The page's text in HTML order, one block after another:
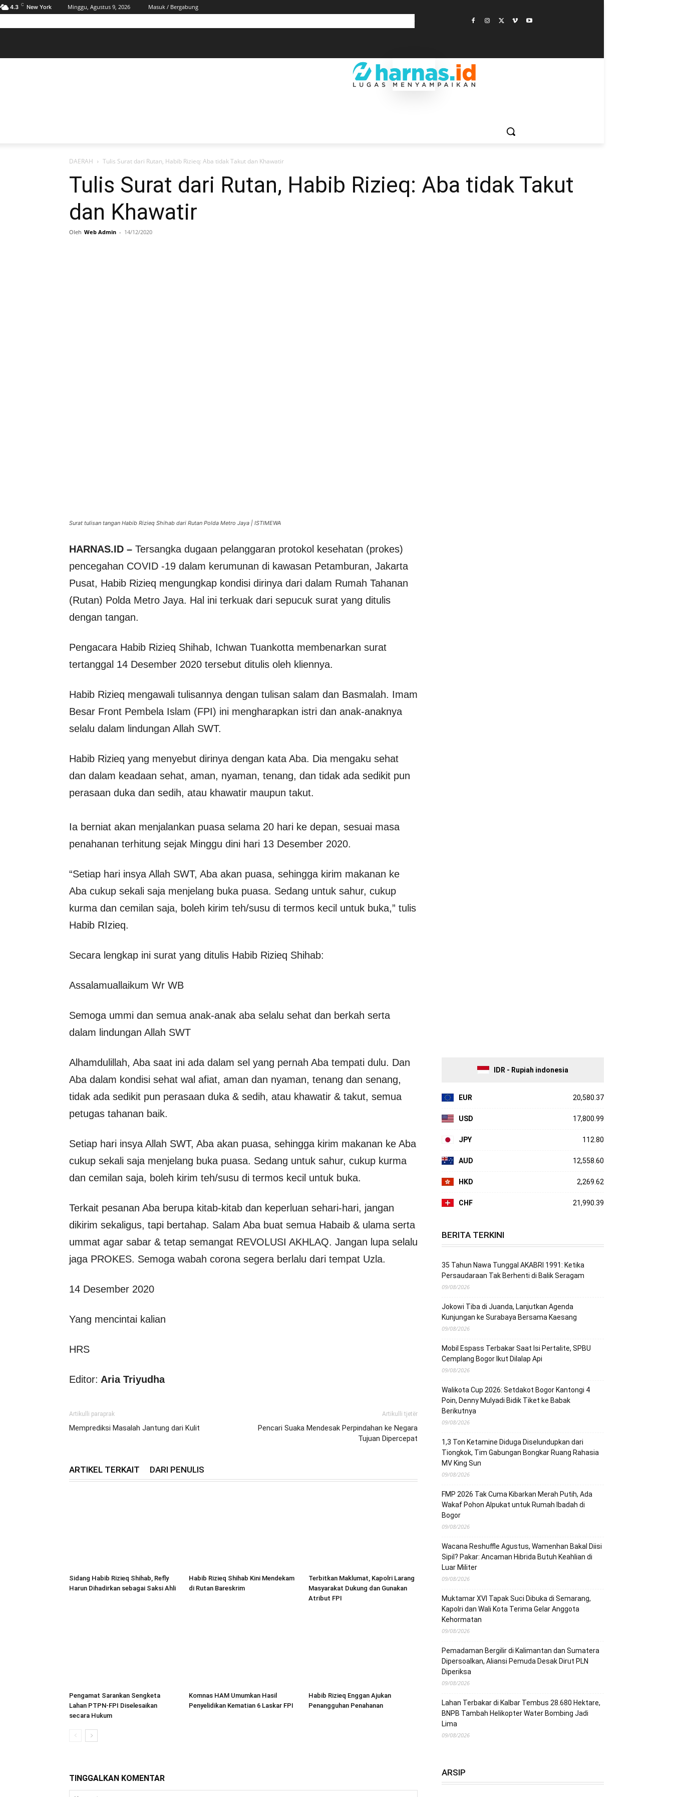
4.3 C New York Minggu, Agustus 9, 2026
Masuk / Bergabung
DAERAH Tulis Surat dari Rutan, Habib Rizieq: Aba tidak Takut dan Khawatir
Tulis Surat dari Rutan, Habib Rizieq: Aba tidak Takut
dan Khawatir
Oleh Web Admin - 14/12/2020
Surat tulisan tangan Habib Rizieq Shihab dari Rutan Polda Metro Jaya | ISTIMEWA
HARNAS.ID – Tersangka dugaan pelanggaran protokol kesehatan (prokes)
pencegahan COVID -19 dalam kerumunan di kawasan Petamburan, Jakarta
Pusat, Habib Rizieq mengungkap kondisi dirinya dari dalam Rumah Tahanan
(Rutan) Polda Metro Jaya. Hal ini terkuak dari sepucuk surat yang ditulis
dengan tangan.
Pengacara Habib Rizieq Shihab, Ichwan Tuankotta membenarkan surat
tertanggal 14 Desember 2020 tersebut ditulis oleh kliennya.
Habib Rizieq mengawali tulisannya dengan tulisan salam dan Basmalah. Imam
Besar Front Pembela Islam (FPI) ini mengharapkan istri dan anak-anaknya
selalu dalam lindungan Allah SWT.
Habib Rizieq yang menyebut dirinya dengan kata Aba. Dia mengaku sehat
dan dalam keadaan sehat, aman, nyaman, tenang, dan tidak ada sedikit pun
perasaan duka dan sedih, atau khawatir maupun takut.
Ia berniat akan menjalankan puasa selama 20 hari ke depan, sesuai masa
penahanan terhitung sejak Minggu dini hari 13 Desember 2020.
“Setiap hari insya Allah SWT, Aba akan puasa, sehingga kirim makanan ke
Aba cukup sekali saja menjelang buka puasa. Sedang untuk sahur, cukup
kurma dan cemilan saja, boleh kirim teh/susu di termos kecil untuk buka,” tulis
Habib RIzieq.
Secara lengkap ini surat yang ditulis Habib Rizieq Shihab:
Assalamuallaikum Wr WB
Semoga ummi dan semua anak-anak aba selalu sehat dan berkah serta
dalam lindungan Allah SWT
Alhamdulillah, Aba saat ini ada dalam sel yang pernah Aba tempati dulu. Dan
Aba dalam kondisi sehat wal afiat, aman dan nyaman, tenang dan senang,
tidak ada sedikit pun perasaan duka & sedih, atau khawatir & takut, semua
petugas tahanan baik.
Setiap hari insya Allah SWT, Aba akan puasa, sehingga kirim makanan ke Aba
cukup sekali saja menjelang buka puasa. Sedang untuk sahur, cukup kurma
dan cemilan saja, boleh kirim teh/susu di termos kecil untuk buka.
Terkait pesanan Aba berupa kitab-kitab dan keperluan sehari-hari, jangan
dikirim sekaligus, tapi bertahap. Salam Aba buat semua Habaib & ulama serta
ummat agar sabar & tetap semangat REVOLUSI AKHLAQ. Jangan lupa selalu
jaga PROKES. Semoga wabah corona segera berlalu dari tempat Uzla.
14 Desember 2020
Yang mencintai kalian
HRS
Editor: Aria Triyudha
Artikulli paraprak
Memprediksi Masalah Jantung dari Kulit
Artikulli tjetër
Pencari Suaka Mendesak Perpindahan ke Negara
Tujuan Dipercepat
ARTIKEL TERKAIT DARI PENULIS
Sidang Habib Rizieq Shihab, Refly
Harun Dihadirkan sebagai Saksi Ahli
Habib Rizieq Shihab Kini Mendekam
di Rutan Bareskrim
Terbitkan Maklumat, Kapolri Larang
Masyarakat Dukung dan Gunakan
Atribut FPI
Pengamat Sarankan Sengketa
Lahan PTPN-FPI Diselesaikan
secara Hukum
Komnas HAM Umumkan Hasil
Penyelidikan Kematian 6 Laskar FPI
Habib Rizieq Enggan Ajukan
Penangguhan Penahanan
TINGGALKAN KOMENTAR
IDR - Rupiah indonesia
EUR 20,580.37
USD 17,800.99
JPY 112.80
AUD 12,558.60
HKD 2,269.62
CHF 21,990.39
BERITA TERKINI
35 Tahun Nawa Tunggal AKABRI 1991: Ketika
Persaudaraan Tak Berhenti di Balik Seragam
09/08/2026
Jokowi Tiba di Juanda, Lanjutkan Agenda
Kunjungan ke Surabaya Bersama Kaesang
09/08/2026
Mobil Espass Terbakar Saat Isi Pertalite, SPBU
Cemplang Bogor Ikut Dilalap Api
09/08/2026
Walikota Cup 2026: Setdakot Bogor Kantongi 4
Poin, Denny Mulyadi Bidik Tiket ke Babak
Berikutnya
09/08/2026
1,3 Ton Ketamine Diduga Diselundupkan dari
Tiongkok, Tim Gabungan Bongkar Ruang Rahasia
MV King Sun
09/08/2026
FMP 2026 Tak Cuma Kibarkan Merah Putih, Ada
Wakaf Pohon Alpukat untuk Rumah Ibadah di
Bogor
09/08/2026
Wacana Reshuffle Agustus, Wamenhan Bakal Diisi
Sipil? Pakar: Ancaman Hibrida Butuh Keahlian di
Luar Militer
09/08/2026
Muktamar XVI Tapak Suci Dibuka di Semarang,
Kapolri dan Wali Kota Terima Gelar Anggota
Kehormatan
09/08/2026
Pemadaman Bergilir di Kalimantan dan Sumatera
Dipersoalkan, Aliansi Pemuda Desak Dirut PLN
Diperiksa
09/08/2026
Lahan Terbakar di Kalbar Tembus 28.680 Hektare,
BNPB Tambah Helikopter Water Bombing Jadi
Lima
09/08/2026
ARSIP